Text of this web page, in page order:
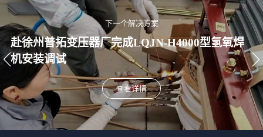
下一个解决方案
赴徐州普拓变压器厂完成LQJN-H4000型氢氧焊
机安装调试
查看详情